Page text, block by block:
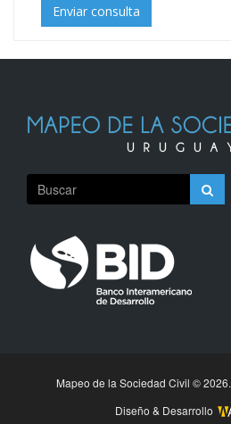
Enviar consulta
Mapeo de la Sociedad Civil © 2026.
Diseño & Desarrollo